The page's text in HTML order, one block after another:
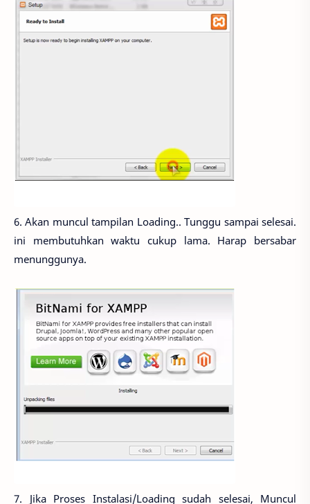
6. Akan muncul tampilan Loading.. Tunggu sampai selesai.
ini membutuhkan waktu cukup lama. Harap bersabar
menunggunya.
7. Jika Proses Instalasi/Loading sudah selesai, Muncul